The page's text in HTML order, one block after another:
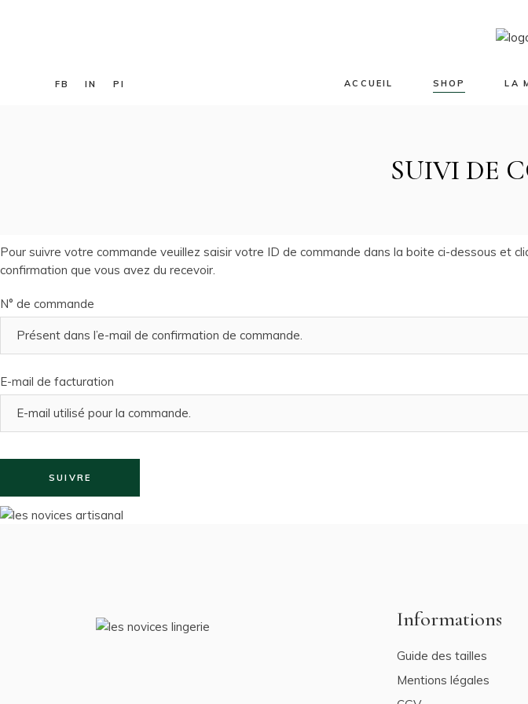
FB IN PI ACCUEIL SHOP LA
SUIVI DE
Pour suivre votre commande veuillez saisir votre ID de commande dans la boite ci-dessous et
confirmation que vous avez du recevoir.
N° de commande
E-mail de facturation
SUIVRE
Informations
Guide des tailles
Mentions légales